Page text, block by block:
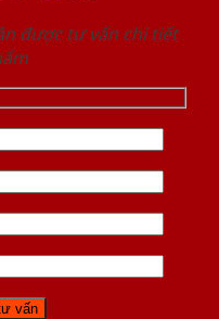
được tư vấn chi tiết